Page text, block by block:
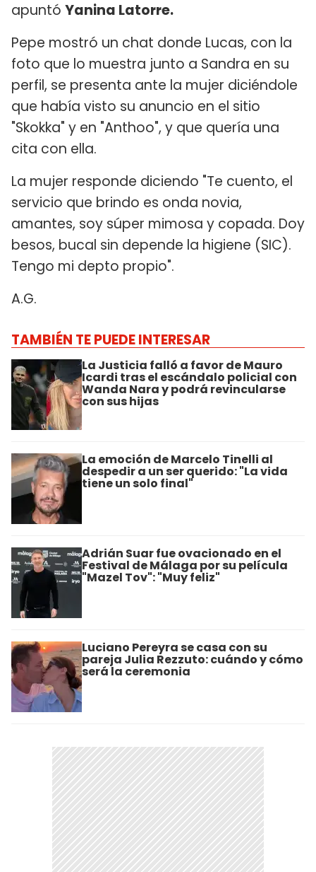
apuntó Yanina Latorre.
Pepe mostró un chat donde Lucas, con la
foto que lo muestra junto a Sandra en su
perfil, se presenta ante la mujer diciéndole
que había visto su anuncio en el sitio
"Skokka" y en "Anthoo", y que quería una
cita con ella.
La mujer responde diciendo "Te cuento, el
servicio que brindo es onda novia,
amantes, soy súper mimosa y copada. Doy
besos, bucal sin depende la higiene (SIC).
Tengo mi depto propio".
A.G.
TAMBIÉN TE PUEDE INTERESAR
La Justicia falló a favor de Mauro
Icardi tras el escándalo policial con
Wanda Nara y podrá revincularse
con sus hijas
La emoción de Marcelo Tinelli al
despedir a un ser querido: "La vida
tiene un solo final"
Adrián Suar fue ovacionado en el
Festival de Málaga por su película
"Mazel Tov": "Muy feliz"
Luciano Pereyra se casa con su
pareja Julia Rezzuto: cuándo y cómo
será la ceremonia